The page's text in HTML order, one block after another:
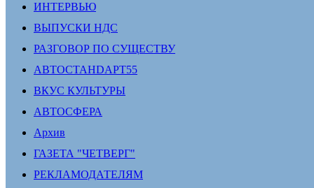
ИНТЕРВЬЮ
ВЫПУСКИ НДС
РАЗГОВОР ПО СУЩЕСТВУ
АВТОСТАНDАРТ55
ВКУС КУЛЬТУРЫ
АВТОСФЕРА
Архив
ГАЗЕТА "ЧЕТВЕРГ"
РЕКЛАМОДАТЕЛЯМ